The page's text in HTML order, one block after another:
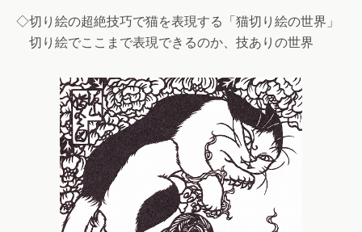
◇切り絵の超絶技巧で猫を表現する「猫切り絵の世界」
切り絵でここまで表現できるのか、技ありの世界